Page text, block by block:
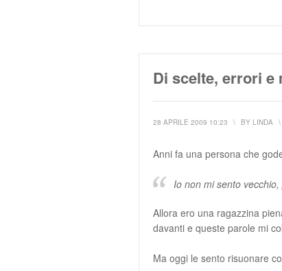
Di scelte, errori e
28 APRILE 2009 10:23 \ BY LINDA \
Anni fa una persona che
Io non mi sento
Allora ero una ragazzina
davanti e queste parole mi
Ma oggi le sento risuonare